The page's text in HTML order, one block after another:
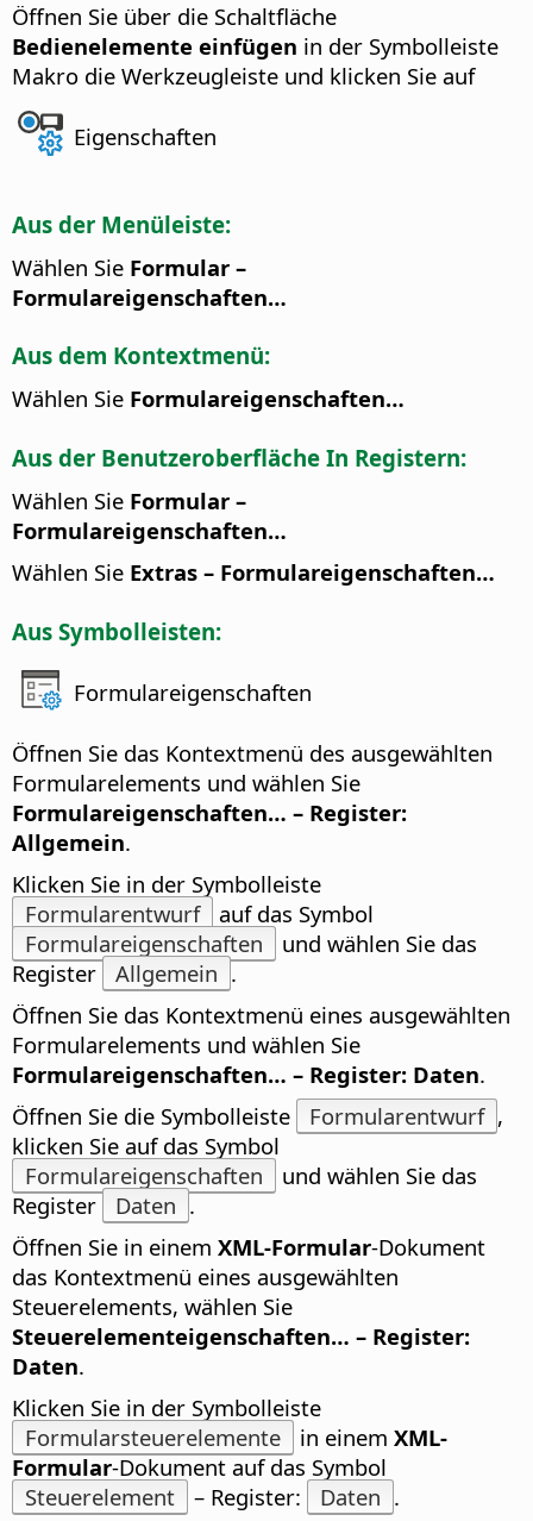
Öffnen Sie über die Schaltfläche
Bedienelemente einfügen in der Symbolleiste
Makro die Werkzeugleiste und klicken Sie auf
Eigenschaften
Aus der Menüleiste:
Wählen Sie Formular –
Formulareigenschaften…
Aus dem Kontextmenü:
Wählen Sie Formulareigenschaften…
Aus der Benutzeroberfläche In Registern:
Wählen Sie Formular –
Formulareigenschaften…
Wählen Sie Extras – Formulareigenschaften…
Aus Symbolleisten:
Formulareigenschaften
Öffnen Sie das Kontextmenü des ausgewählten
Formularelements und wählen Sie
Formulareigenschaften… – Register:
Allgemein.
Klicken Sie in der Symbolleiste
Formularentwurf
auf das Symbol
Formulareigenschaften
und wählen Sie das
Register
Allgemein .
Öffnen Sie das Kontextmenü eines ausgewählten
Formularelements und wählen Sie
Formulareigenschaften… – Register: Daten.
Öffnen Sie die Symbolleiste
Formularentwurf ,
klicken Sie auf das Symbol
Formulareigenschaften
und wählen Sie das
Register
Daten .
Öffnen Sie in einem XML-Formular-Dokument
das Kontextmenü eines ausgewählten
Steuerelements, wählen Sie
Steuerelementeigenschaften… – Register:
Daten.
Klicken Sie in der Symbolleiste
Formularsteuerelemente
in einem XML-
Formular-Dokument auf das Symbol
Steuerelement
– Register: Daten .